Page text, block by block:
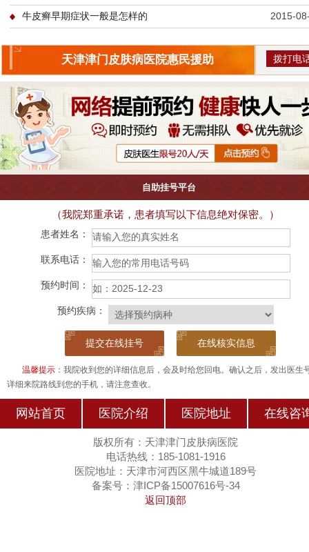
牛皮癣早期症状一般是怎样的 2015-
天津津门皮肤病医院惠民援助 拨打电
自助挂号平台
（我院郑重承诺，患者填写以下信息绝对保密。）
患者姓名：
联系电话：
预约时间：
预约疾病：
在线核实信息
温馨提示：我院收到您的详细信息后，会及时给您回电。确认之后，发出医生
详细来院路线到您的手机，请注意查收。
网站首页 医院介绍 医院地址 在线咨
版权所有：天津津门皮肤病医院
电话热线：185-1081-1916
医院地址：天津市河西区黑牛城道189号
备案号：津ICP备15007616号-34
返回顶部